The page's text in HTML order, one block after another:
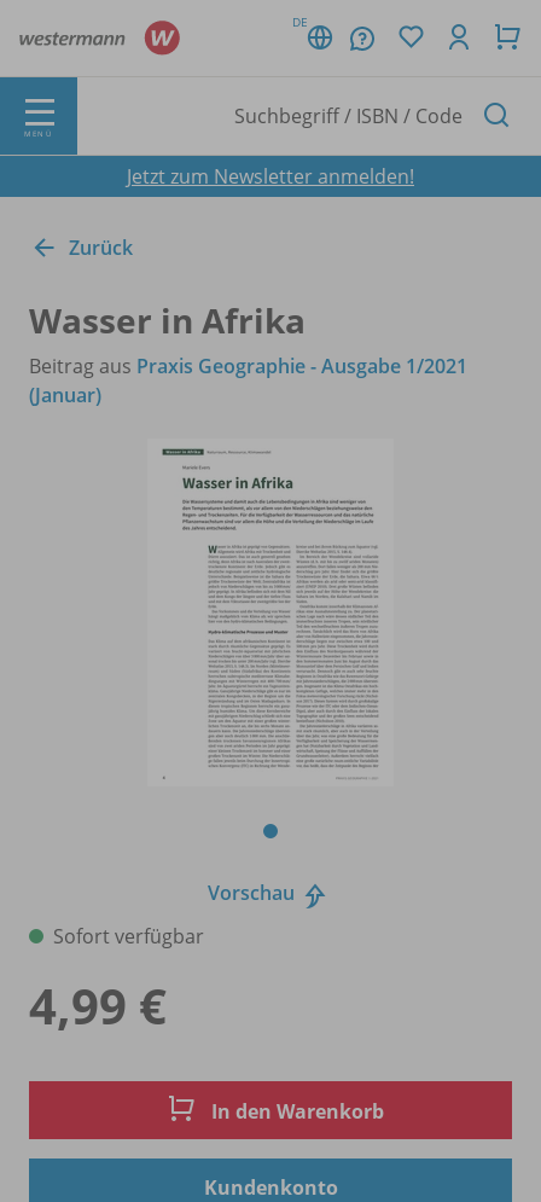
DE
MENÜ
Jetzt zum Newsletter anmelden!
Zurück
Wasser in Afrika
Beitrag aus Praxis Geographie - Ausgabe 1/2021
(Januar)
Vorschau
Sofort verfügbar
4,99 €
In den Warenkorb
Kundenkonto